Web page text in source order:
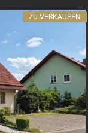
ZU VERKAUFEN